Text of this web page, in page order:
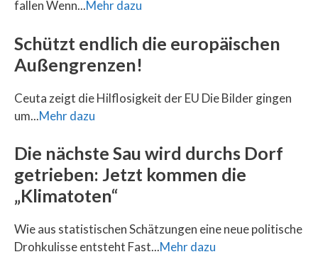
fallen Wenn...Mehr dazu
Schützt endlich die europäischen
Außengrenzen!
Ceuta zeigt die Hilflosigkeit der EU Die Bilder gingen
um...Mehr dazu
Die nächste Sau wird durchs Dorf
getrieben: Jetzt kommen die
„Klimatoten“
Wie aus statistischen Schätzungen eine neue politische
Drohkulisse entsteht Fast...Mehr dazu